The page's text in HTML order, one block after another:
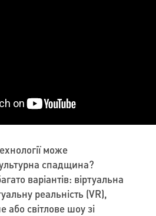
може
спадщина?
варіантів: віртуальна
реальність (VR),
або світлове шоу зі